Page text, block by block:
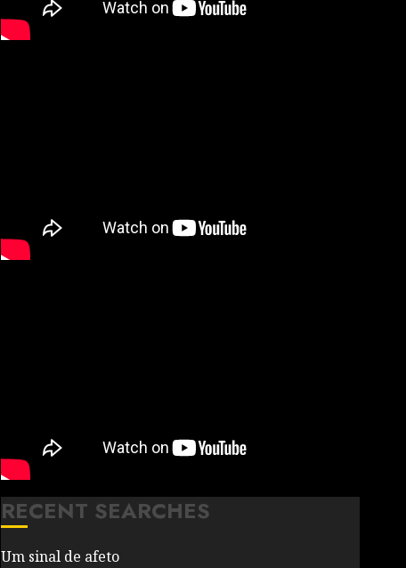
RECENT SEARCHES
Um sinal de afeto